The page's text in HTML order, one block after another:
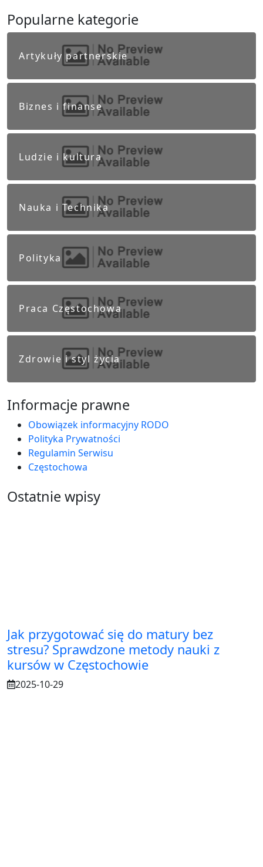
Popularne kategorie
Artykuły partnerskie
Biznes i finanse
Ludzie i kultura
Nauka i Technika
Polityka
Praca Częstochowa
Zdrowie i styl życia
Informacje prawne
Obowiązek informacyjny RODO
Polityka Prywatności
Regulamin Serwisu
Częstochowa
Ostatnie wpisy
Jak przygotować się do matury bez
stresu? Sprawdzone metody nauki z
kursów w Częstochowie
2025-10-29